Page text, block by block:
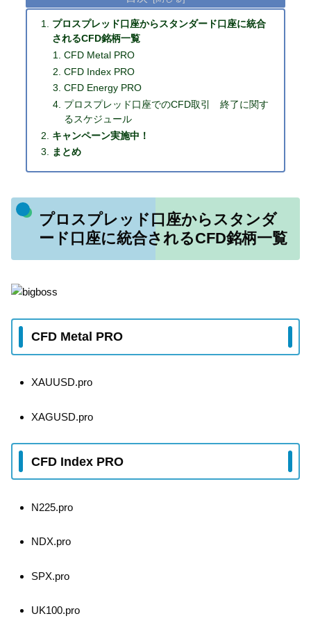
プロスプレッド口座からスタンダード口座に統合
されるCFD銘柄一覧
CFD Metal PRO
CFD Index PRO
CFD Energy PRO
プロスプレッド口座でのCFD取引 終了に関す
るスケジュール
キャンペーン実施中！
まとめ
プロスプレッド口座からスタンダ
ード口座に統合されるCFD銘柄一覧
CFD Metal PRO
XAUUSD.pro
XAGUSD.pro
CFD Index PRO
N225.pro
NDX.pro
SPX.pro
UK100.pro